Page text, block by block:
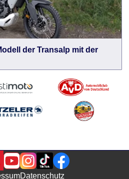
der Transalp mit der
Datenschutz